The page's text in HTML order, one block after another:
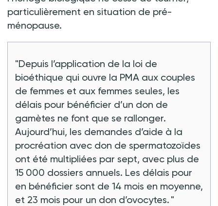
particulièrement en situation de pré-
ménopause.
"Depuis l’application de la loi de
bioéthique qui ouvre la PMA aux couples
de femmes et aux femmes seules, les
délais pour bénéficier d’un don de
gamètes ne font que se rallonger.
Aujourd’hui, les demandes d’aide à la
procréation avec don de spermatozoïdes
ont été multipliées par sept, avec plus de
15 000 dossiers annuels. Les délais pour
en bénéficier sont de 14 mois en moyenne,
et 23 mois pour un don d’ovocytes. "